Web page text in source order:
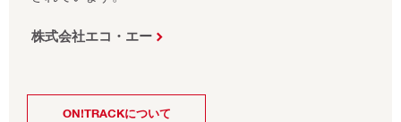
株式会社エコ・エー
ON!TRACKについて